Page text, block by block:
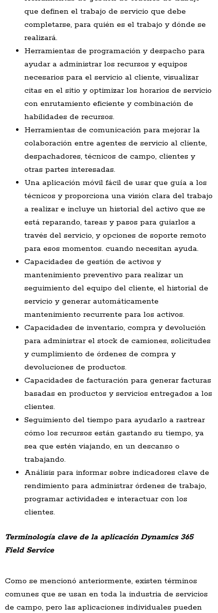
que definen el trabajo de servicio que debe
completarse, para quién es el trabajo y dónde se
realizará.
Herramientas de programación y despacho para
ayudar a administrar los recursos y equipos
necesarios para el servicio al cliente, visualizar
citas en el sitio y optimizar los horarios de servicio
con enrutamiento eficiente y combinación de
habilidades de recursos.
Herramientas de comunicación para mejorar la
colaboración entre agentes de servicio al cliente,
despachadores, técnicos de campo, clientes y
otras partes interesadas.
Una aplicación móvil fácil de usar que guía a los
técnicos y proporciona una visión clara del trabajo
a realizar e incluye un historial del activo que se
está reparando, tareas y pasos para guiarlos a
través del servicio, y opciones de soporte remoto
para esos momentos. cuando necesitan ayuda.
Capacidades de gestión de activos y
mantenimiento preventivo para realizar un
seguimiento del equipo del cliente, el historial de
servicio y generar automáticamente
mantenimiento recurrente para los activos.
Capacidades de inventario, compra y devolución
para administrar el stock de camiones, solicitudes
y cumplimiento de órdenes de compra y
devoluciones de productos.
Capacidades de facturación para generar facturas
basadas en productos y servicios entregados a los
clientes.
Seguimiento del tiempo para ayudarlo a rastrear
cómo los recursos están gastando su tiempo, ya
sea que estén viajando, en un descanso o
trabajando.
Análisis para informar sobre indicadores clave de
rendimiento para administrar órdenes de trabajo,
programar actividades e interactuar con los
clientes.
Terminología clave de la aplicación Dynamics 365
Field Service
Como se mencionó anteriormente, existen términos
comunes que se usan en toda la industria de servicios
de campo, pero las aplicaciones individuales pueden